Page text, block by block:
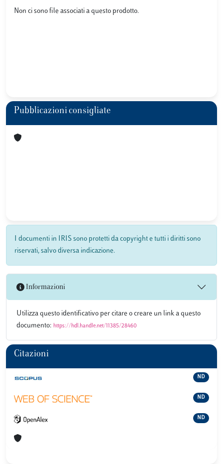
Non ci sono file associati a questo prodotto.
Pubblicazioni consigliate
I documenti in IRIS sono protetti da copyright e tutti i diritti sono
riservati, salvo diversa indicazione.
Informazioni
Utilizza questo identificativo per citare o creare un link a questo
documento: https://hdl.handle.net/11385/28460
Citazioni
ND
ND
ND